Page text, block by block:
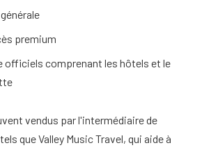
premium
officiels comprenant les hôtels et le
vendus par l'intermédiaire de
que Valley Music Travel, qui aide à